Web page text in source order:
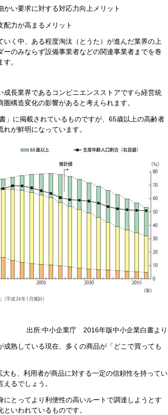
かい要求に対する対応力向上メリット
配力が高まるメリット
いく中、ある程度淘汰（とうた）が進んだ業界の上
のみならず設備事業者などの関連事業者までを巻
。
長業界であるコンビニエンスストアですら経営統
構造変化の影響があると考えられます。
」に掲載されているものですが、65歳以上の高齢者
が鮮明になっています。
出所:中小企業庁 2016年版中小企業白書より
熟している現在、多くの商品が「どこで買っても
も、利用者が商品に対する一定の信頼性を持ってい
るでしょう。
とってより利便性の高いルートで調達しようとす
いわれているものです。